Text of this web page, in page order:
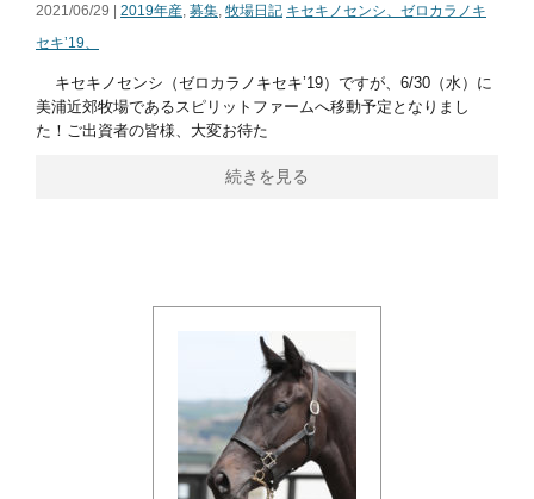
2021/06/29 | 2019年産 募集 牧場日記 キセキノセンシ、ゼロカラノキ
セキ’19、
キセキノセンシ（ゼロカラノキセキ’19）ですが、6/30（水）に
美浦近郊牧場であるスピリットファームへ移動予定となりまし
た！ ​ご出資者の皆様、大変お待た
続きを見る